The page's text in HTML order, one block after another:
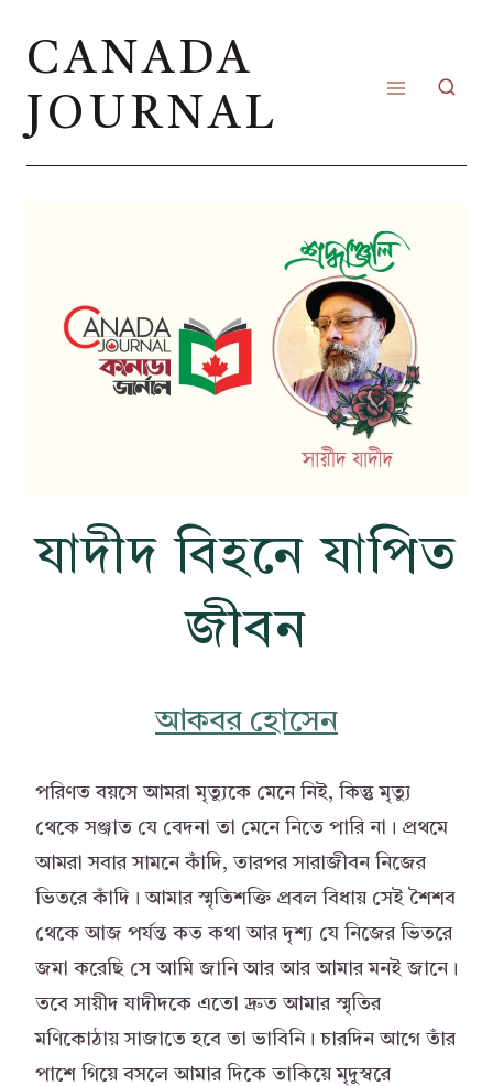
CANADA
JOURNAL
যাদীদ বিহনে যাপিত
জীবন
আকবর হোসেন
পরিণত বয়সে আমরা মৃত্যুকে মেনে নিই, কিন্তু মৃত্যু
থেকে সঞ্জাত যে বেদনা তা মেনে নিতে পারি না। প্রথমে
আমরা সবার সামনে কাঁদি, তারপর সারাজীবন নিজের
ভিতরে কাঁদি। আমার স্মৃতিশক্তি প্রবল বিধায় সেই শৈশব
থেকে আজ পর্যন্ত কত কথা আর দৃশ্য যে নিজের ভিতরে
জমা করেছি সে আমি জানি আর আর আমার মনই জানে।
তবে সায়ীদ যাদীদকে এতো দ্রুত আমার স্মৃতির
মণিকোঠায় সাজাতে হবে তা ভাবিনি। চারদিন আগে তাঁর
পাশে গিয়ে বসলে আমার দিকে তাকিয়ে মৃদুস্বরে